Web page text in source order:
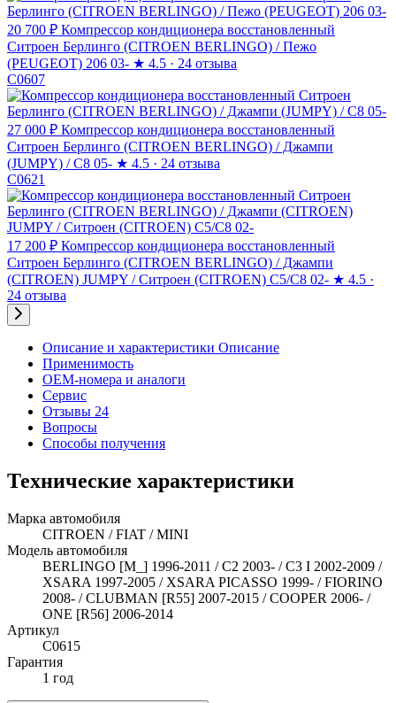
20 700 ₽ Компрессор кондиционера восстановленный
Ситроен Берлинго (CITROEN BERLINGO) / Пежо
(PEUGEOT) 206 03- ★ 4.5 · 24 отзыва
C0607
27 000 ₽ Компрессор кондиционера восстановленный
Ситроен Берлинго (CITROEN BERLINGO) / Джампи
(JUMPY) / C8 05- ★ 4.5 · 24 отзыва
C0621
17 200 ₽ Компрессор кондиционера восстановленный
Ситроен Берлинго (CITROEN BERLINGO) / Джампи
(CITROEN) JUMPY / Ситроен (CITROEN) C5/C8 02- ★ 4.5 ·
24 отзыва
Описание и характеристики Описание
Применимость
OEM-номера и аналоги
Сервис
Отзывы 24
Вопросы
Способы получения
Технические характеристики
Марка автомобиля
CITROEN / FIAT / MINI
Модель автомобиля
BERLINGO [M_] 1996-2011 / C2 2003- / C3 I 2002-2009 /
XSARA 1997-2005 / XSARA PICASSO 1999- / FIORINO
2008- / CLUBMAN [R55] 2007-2015 / COOPER 2006- /
ONE [R56] 2006-2014
Артикул
C0615
Гарантия
1 год